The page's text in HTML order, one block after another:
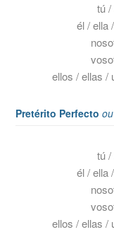
tú /
él / ella
ellos / ellas /
Pretérito Perfecto ou
tú /
él / ella
ellos / ellas /